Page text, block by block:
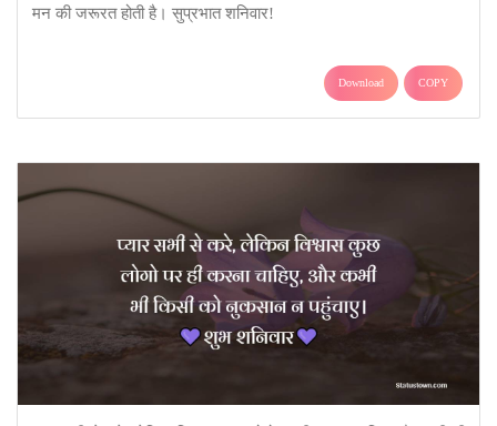
मन की जरूरत होती है। सुप्रभात शनिवार!
Download COPY